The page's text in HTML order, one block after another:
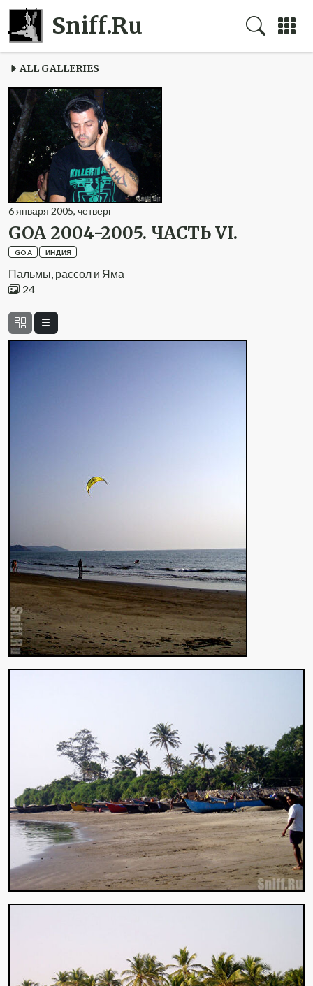
Sniff.Ru
ALL GALLERIES
6января 2005, четверг
GOA 2004-2005. ЧАСТЬ VI.
GOA ИНДИЯ
Пальмы, рассол и Яма
24